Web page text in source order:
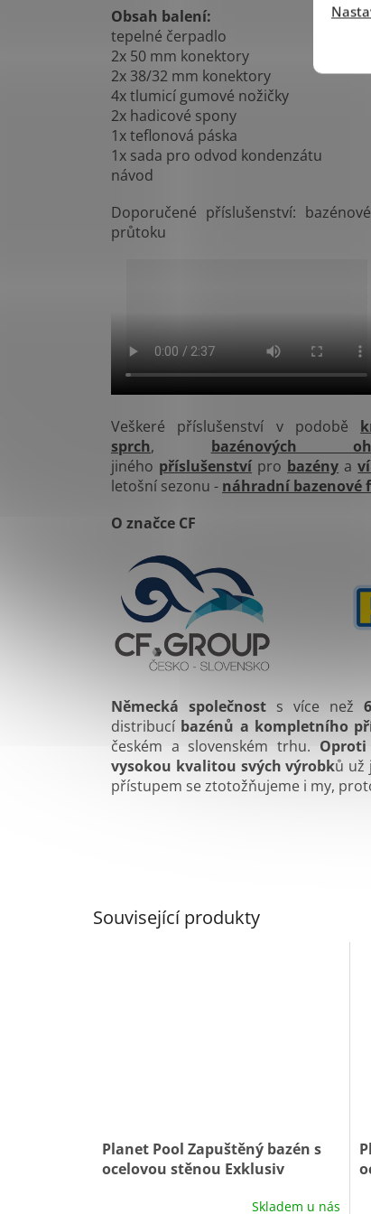
Související produkty
Planet Pool Zapuštěný bazén s
ocelovou stěnou Exklusiv
Skladem u nás
Obsah balení:
tepelné čerpadlo
2x 50 mm konektory
2x 38/32 mm konektory
4x tlumicí gumové nožičky
2x hadicové spony
1x teflonová páska
1x sada pro odvod kondenzátu
návod
Doporučené příslušenství:
průtoku
Veškeré příslušenství v podobě
sprch, bazénových
jiného příslušenství pro bazény a
letošní sezonu - náhradní bazenové
O značce CF
Německá společnost s více než
distribucí bazénů a kompletního
českém a slovenském trhu.
vysokou kvalitou svých výrobků už
přístupem se ztotožňujeme i my,